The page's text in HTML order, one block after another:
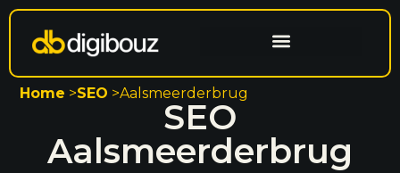
Home >SEO >Aalsmeerderbrug
SEO
Aalsmeerderbrug